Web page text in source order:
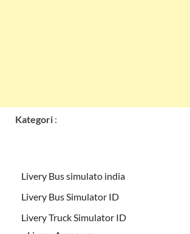
Kategori :
Livery Bus simulato india
Livery Bus Simulator ID
Livery Truck Simulator ID